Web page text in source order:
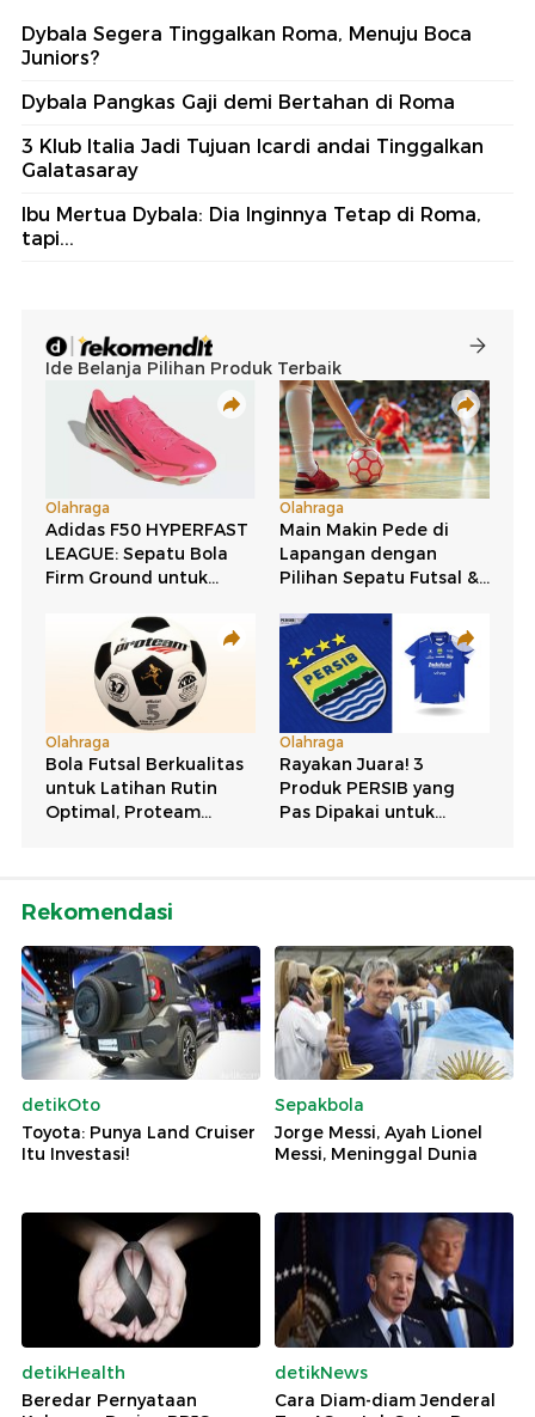
Dybala Segera Tinggalkan Roma, Menuju Boca
Juniors?
Dybala Pangkas Gaji demi Bertahan di Roma
3 Klub Italia Jadi Tujuan Icardi andai Tinggalkan
Galatasaray
Ibu Mertua Dybala: Dia Inginnya Tetap di Roma,
tapi...
Rekomendasi
detikOto
Toyota: Punya Land Cruiser
Itu Investasi!
Sepakbola
Jorge Messi, Ayah Lionel
Messi, Meninggal Dunia
detikHealth
Beredar Pernyataan
detikNews
Cara Diam-diam Jenderal